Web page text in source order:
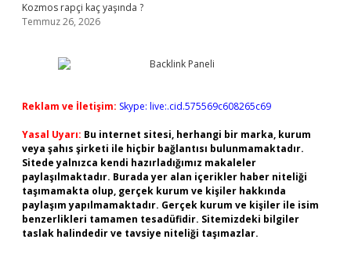
Kozmos rapçi kaç yaşında ?
Temmuz 26, 2026
Reklam ve İletişim: Skype: live:.cid.575569c608265c69
Yasal Uyarı: Bu internet sitesi, herhangi bir marka, kurum
veya şahıs şirketi ile hiçbir bağlantısı bulunmamaktadır.
Sitede yalnızca kendi hazırladığımız makaleler
paylaşılmaktadır. Burada yer alan içerikler haber niteliği
taşımamakta olup, gerçek kurum ve kişiler hakkında
paylaşım yapılmamaktadır. Gerçek kurum ve kişiler ile isim
benzerlikleri tamamen tesadüfidir. Sitemizdeki bilgiler
taslak halindedir ve tavsiye niteliği taşımazlar.